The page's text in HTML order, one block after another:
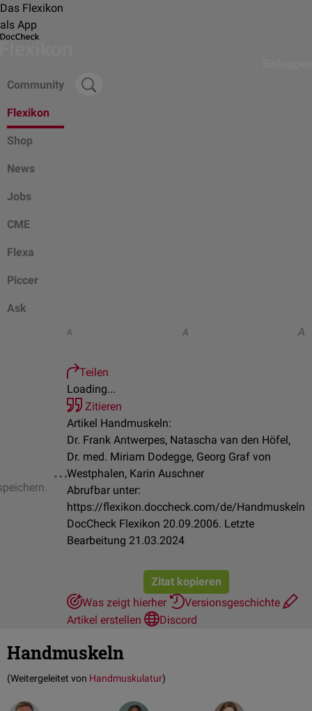
Das Flexikon
als App
Community
Flexikon
Shop
News
Jobs
CME
Flexa
Piccer
Ask
A A A
Teilen
Loading...
Zitieren
Artikel Handmuskeln:
Dr. Frank Antwerpes, Natascha van den Höfel,
Dr. med. Miriam Dodegge, Georg Graf von
Westphalen, Karin Auschner
Abrufbar unter:
https://flexikon.doccheck.com/de/Handmuskeln
DocCheck Flexikon 20.09.2006. Letzte
Bearbeitung 21.03.2024
Zitat kopieren
Was zeigt hierher
Versionsgeschichte
Artikel erstellen
Discord
Handmuskeln
(Weitergeleitet von Handmuskulatur)